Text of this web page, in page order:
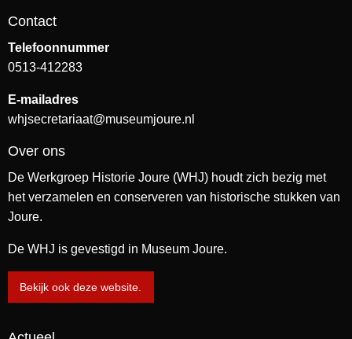
Contact
Telefoonnummer
0513-412283
E-mailadres
whjsecretariaat@museumjoure.nl
Over ons
De Werkgroep Historie Joure (WHJ) houdt zich bezig met
het verzamelen en conserveren van historische stukken van
Joure.
De WHJ is gevestigd in Museum Joure.
Bekijk ook deze website.